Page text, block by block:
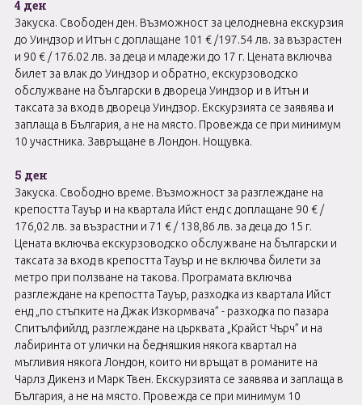
4 ден
Закуска. Свободен ден. Възможност за целодневна екскурзия
до Уиндзор и Итън с доплащане 101 € /197.54 лв. за възрастен
и 90 € / 176.02 лв. за деца и младежи до 17 г. Цената включва
билет за влак до Уиндзор и обратно, екскурзоводско
обслужване на български в двореца Уиндзор и в Итън и
таксата за вход в двореца Уиндзор. Екскурзията се заявява и
заплаща в България, а не на място. Провежда се при минимум
10 участника. Завръщане в Лондон. Нощувка.
5 ден
Закуска. Свободно време. Възможност за разглеждане на
крепостта Тауър и на квартала Ийст енд с доплащане 90 € /
176,02 лв. за възрастни и 71 € / 138,86 лв. за деца до 15 г.
Цената включва екскурзоводско обслужване на български и
таксата за вход в крепостта Тауър и не включва билети за
метро при ползване на такова. Програмата включва
разглеждане на крепостта Тауър, разходка из квартала Ийст
енд „по стъпките на Джак Изкормвача” - разходка по пазара
Спитълфийлд, разглеждане на църквата „Крайст Чърч” и на
лабиринта от улички на бедняшкия някога квартал на
мъгливия някога Лондон, които ни връщат в романите на
Чарлз Дикенз и Марк Твен. Екскурзията се заявява и заплаща в
България, а не на място. Провежда се при минимум 10